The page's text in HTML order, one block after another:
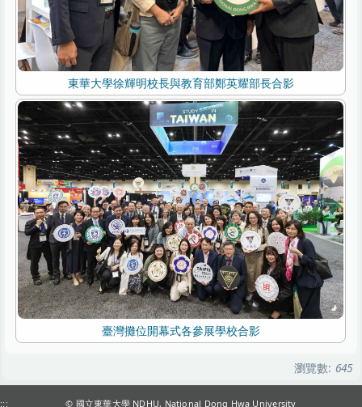
東華大學徐輝明校長與教育部鄭英耀部長合影
臺灣攤位開幕式各參展學校合影
瀏覽數: 645
::: © 國立東華大學 NDHU, National Dong Hwa University